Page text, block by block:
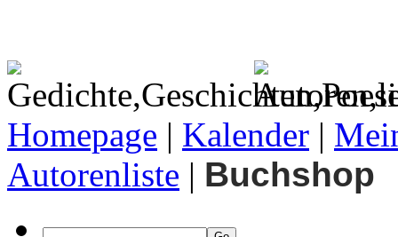
Homepage | Kalender |
Autorenliste | Buchshop